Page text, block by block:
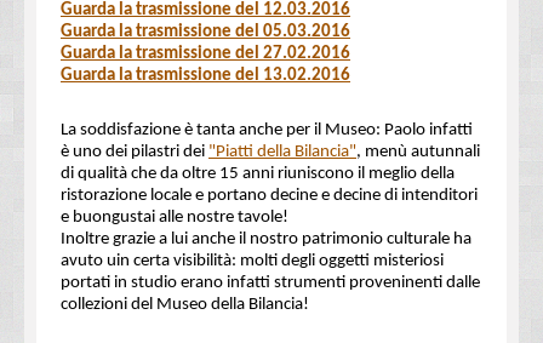
Guarda la trasmissione del 12.03.2016
Guarda la trasmissione del 05.03.2016
Guarda la trasmissione del 27.02.2016
Guarda la trasmissione del 13.02.2016
La soddisfazione è tanta anche per il Museo: Paolo infatti
è uno dei pilastri dei "Piatti della Bilancia", menù autunnali
di qualità che da oltre 15 anni riuniscono il meglio della
ristorazione locale e portano decine e decine di intenditori
e buongustai alle nostre tavole!
Inoltre grazie a lui anche il nostro patrimonio culturale ha
avuto uin certa visibilità: molti degli oggetti misteriosi
portati in studio erano infatti strumenti proveninenti dalle
collezioni del Museo della Bilancia!